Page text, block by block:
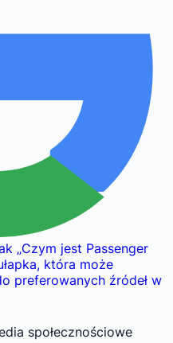
„Czym jest Passenger
która może
preferowanych źródeł w
społecznościowe